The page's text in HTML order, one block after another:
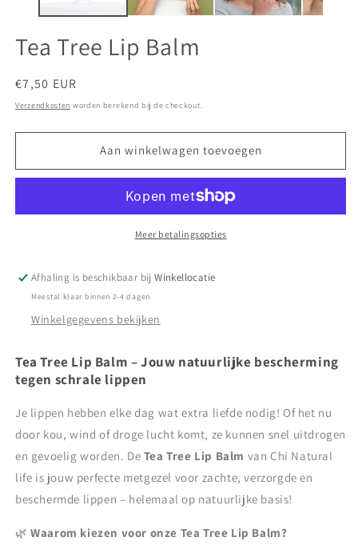
Tea Tree Lip Balm
Normale
prijs
€7,50 EUR
Verzendkosten worden berekend bij de checkout.
Aan winkelwagen toevoegen
Meer betalingsopties
Afhaling is beschikbaar bijWinkellocatie
Meestal klaar binnen 2-4 dagen
Winkelgegevens bekijken
Tea Tree Lip Balm – Jouw natuurlijke bescherming
tegen schrale lippen
Je lippen hebben elke dag wat extra liefde nodig! Of het nu
door kou, wind of droge lucht komt, ze kunnen snel uitdrogen
en gevoelig worden. De Tea Tree Lip Balm van Chi Natural
life is jouw perfecte metgezel voor zachte, verzorgde en
beschermde lippen – helemaal op natuurlijke basis!
🌿Waarom kiezen voor onze Tea Tree Lip Balm?